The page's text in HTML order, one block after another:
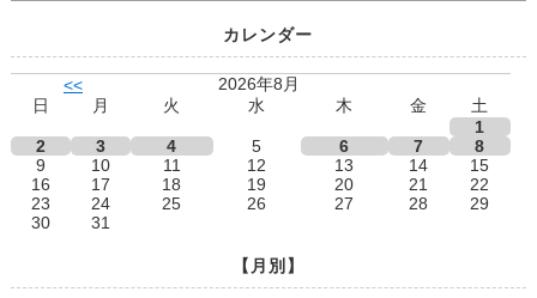
カレンダー
<<
2026年8月
日
月 火 水 木 金
土
1
2
3 4 5 6 7
8
9
10 11 12 13 14
15
16
17 18 19 20 21
22
23
24 25 26 27 28
29
30
31
【月別】